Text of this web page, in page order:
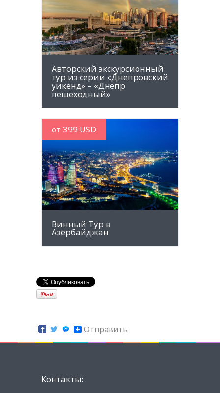
MORE INFO
Авторский экскурсионный
тур из серии «Днепровский
уикенд» – «Днепр
пешеходный»
от 399 USD
MORE INFO
Винный Тур в
Азербайджан
Отправить
Контакты: